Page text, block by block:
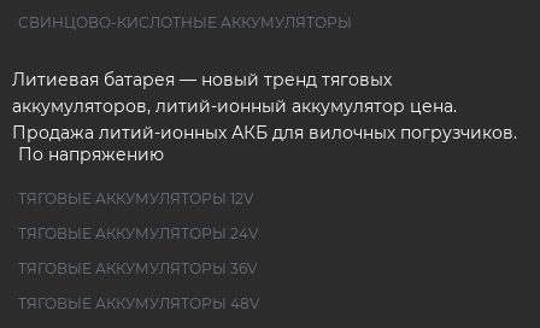
СВИНЦОВО-КИСЛОТНЫЕ АККУМУЛЯТОРЫ
Литиевая батарея — новый тренд тяговых
аккумуляторов, литий-ионный аккумулятор цена.
Продажа литий-ионных АКБ для вилочных погрузчиков.
По напряжению
ТЯГОВЫЕ АККУМУЛЯТОРЫ 12V
ТЯГОВЫЕ АККУМУЛЯТОРЫ 24V
ТЯГОВЫЕ АККУМУЛЯТОРЫ 36V
ТЯГОВЫЕ АККУМУЛЯТОРЫ 48V